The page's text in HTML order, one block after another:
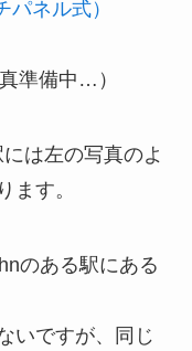
ネル式）
準備中…）
は左の写真のよ
ます。
のある駅にある
いですが、同じ